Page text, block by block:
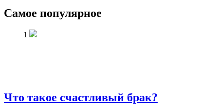
Самое популярное
1
Что такое счастливый брак?